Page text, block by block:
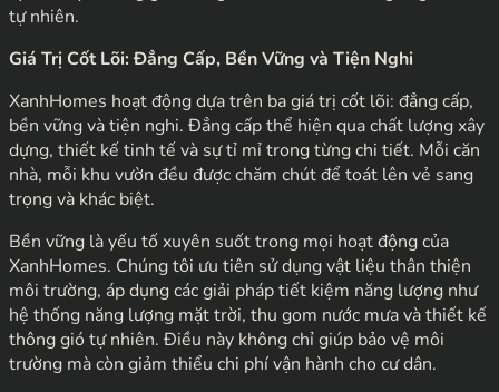
tự nhiên.
Giá Trị Cốt Lõi: Đẳng Cấp, Bền Vững và Tiện Nghi
XanhHomes hoạt động dựa trên ba giá trị cốt lõi: đẳng cấp,
bền vững và tiện nghi. Đẳng cấp thể hiện qua chất lượng xây
dựng, thiết kế tinh tế và sự tỉ mỉ trong từng chi tiết. Mỗi căn
nhà, mỗi khu vườn đều được chăm chút để toát lên vẻ sang
trọng và khác biệt.
Bền vững là yếu tố xuyên suốt trong mọi hoạt động của
XanhHomes. Chúng tôi ưu tiên sử dụng vật liệu thân thiện
môi trường, áp dụng các giải pháp tiết kiệm năng lượng như
hệ thống năng lượng mặt trời, thu gom nước mưa và thiết kế
thông gió tự nhiên. Điều này không chỉ giúp bảo vệ môi
trường mà còn giảm thiểu chi phí vận hành cho cư dân.